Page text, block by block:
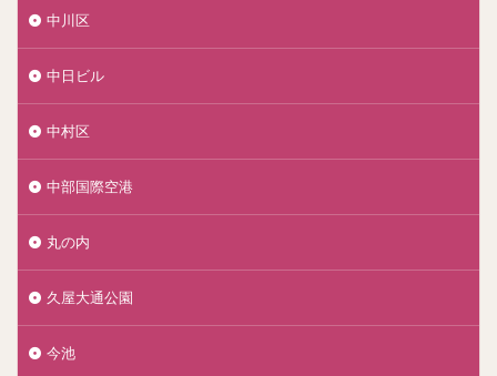
中川区
中日ビル
中村区
中部国際空港
丸の内
久屋大通公園
今池